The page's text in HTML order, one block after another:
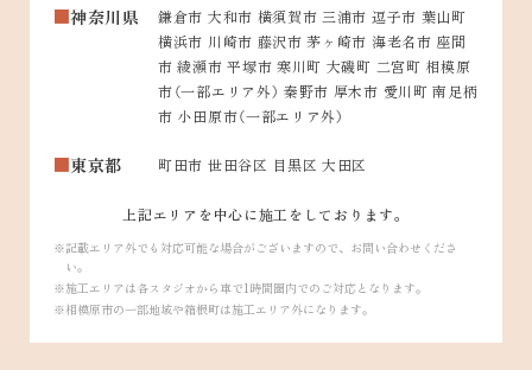
神奈川県
鎌倉市 大和市 横須賀市 三浦市 逗子市 葉山町
横浜市 川崎市 藤沢市 茅ヶ崎市 海老名市 座間
市 綾瀬市 平塚市 寒川町 大磯町 二宮町 相模原
市（一部エリア外） 秦野市 厚木市 愛川町 南足柄
市 小田原市（一部エリア外）
東京都 町田市 世田谷区 目黒区 大田区
上記エリアを中心に施工をしております。
記載エリア外でも対応可能な場合がございますので、お問い合わせくださ
い。
施工エリアは各スタジオから車で1時間圏内でのご対応となります。
相模原市の一部地域や箱根町は施工エリア外になります。